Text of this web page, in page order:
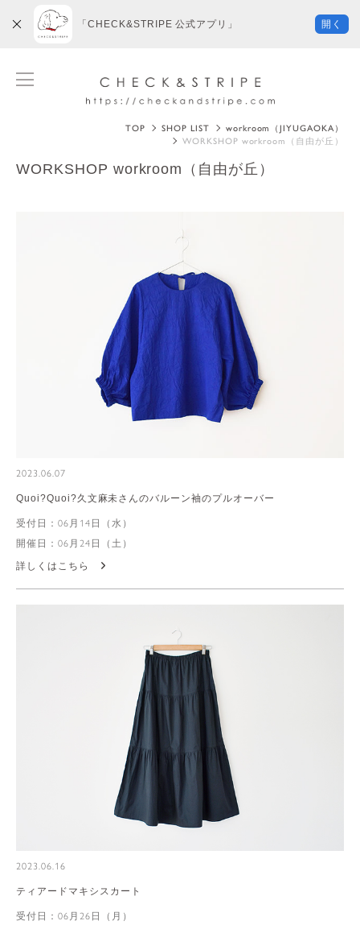
TOP SHOP LIST
workroom（JIYUGAOKA）
WORKSHOP workroom（自由が丘）
WORKSHOP workroom（自由が丘）
2023.06.07
Quoi?Quoi?久文麻未さんのバルーン袖のプルオーバー
受付日：06月14日（水）
開催日：06月24日（土）
詳しくはこちら
2023.06.16
ティアードマキシスカート
受付日：06月26日（月）
「CHECK&STRIPE 公式アプリ」 開く